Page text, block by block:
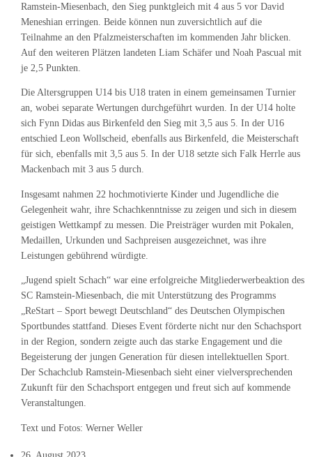
Ramstein-Miesenbach, den Sieg punktgleich mit 4 aus 5 vor David
Meneshian erringen. Beide können nun zuversichtlich auf die
Teilnahme an den Pfalzmeisterschaften im kommenden Jahr blicken.
Auf den weiteren Plätzen landeten Liam Schäfer und Noah Pascual mit
je 2,5 Punkten.
Die Altersgruppen U14 bis U18 traten in einem gemeinsamen Turnier
an, wobei separate Wertungen durchgeführt wurden. In der U14 holte
sich Fynn Didas aus Birkenfeld den Sieg mit 3,5 aus 5. In der U16
entschied Leon Wollscheid, ebenfalls aus Birkenfeld, die Meisterschaft
für sich, ebenfalls mit 3,5 aus 5. In der U18 setzte sich Falk Herrle aus
Mackenbach mit 3 aus 5 durch.
Insgesamt nahmen 22 hochmotivierte Kinder und Jugendliche die
Gelegenheit wahr, ihre Schachkenntnisse zu zeigen und sich in diesem
geistigen Wettkampf zu messen. Die Preisträger wurden mit Pokalen,
Medaillen, Urkunden und Sachpreisen ausgezeichnet, was ihre
Leistungen gebührend würdigte.
„Jugend spielt Schach“ war eine erfolgreiche Mitgliederwerbeaktion des
SC Ramstein-Miesenbach, die mit Unterstützung des Programms
„ReStart – Sport bewegt Deutschland“ des Deutschen Olympischen
Sportbundes stattfand. Dieses Event förderte nicht nur den Schachsport
in der Region, sondern zeigte auch das starke Engagement und die
Begeisterung der jungen Generation für diesen intellektuellen Sport.
Der Schachclub Ramstein-Miesenbach sieht einer vielversprechenden
Zukunft für den Schachsport entgegen und freut sich auf kommende
Veranstaltungen.
Text und Fotos: Werner Weller